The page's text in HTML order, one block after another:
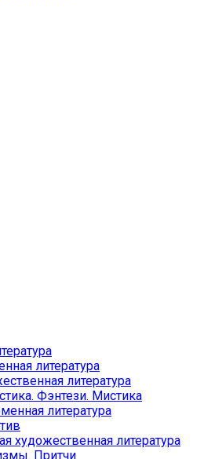
литература
литература
Фэнтези. Мистика
литература
художественная литература
Притчи